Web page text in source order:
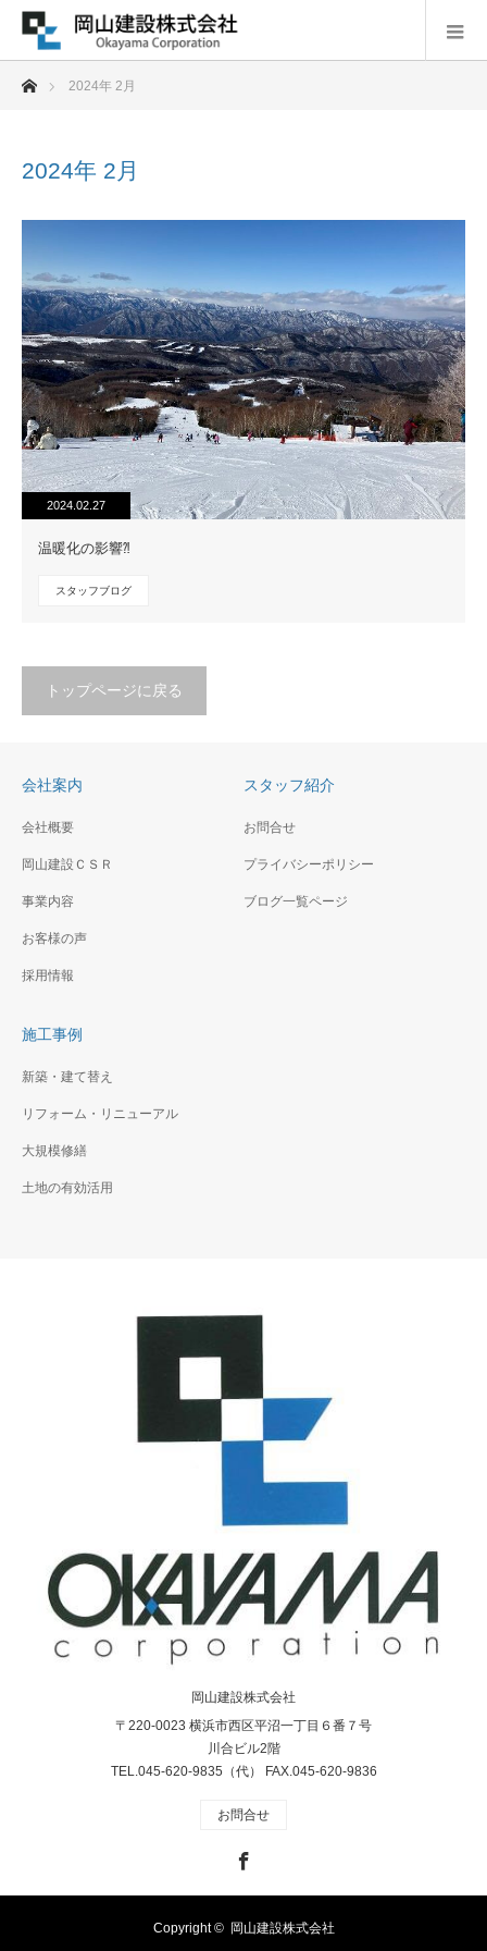
ホーム2024年 2月
2024年 2月
2024.02.27
温暖化の影響⁈
スタッフブログ
トップページに戻る
会社案内
会社概要
岡山建設ＣＳＲ
事業内容
お客様の声
採用情報
スタッフ紹介
お問合せ
プライバシーポリシー
ブログ一覧ページ
施工事例
新築・建て替え
リフォーム・リニューアル
大規模修繕
土地の有効活用
岡山建設株式会社
〒220-0023 横浜市西区平沼一丁目６番７号
川合ビル2階
TEL.045-620-9835（代） FAX.045-620-9836
お問合せ
Copyright © 岡山建設株式会社